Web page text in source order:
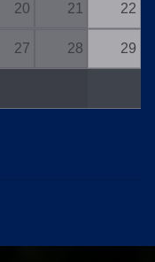
20 21 22
27 28 29